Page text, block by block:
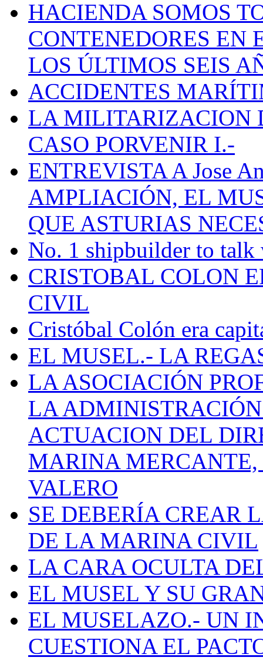
HACIENDA SOMOS
CONTENEDORES EN
LOS ÚLTIMOS SEIS
ACCIDENTES
LA MILITARIZACION
CASO PORVENIR I.-
ENTREVISTA A Jose
AMPLIACIÓN, EL
QUE ASTURIAS
No. 1 shipbuilder to talk
CRISTOBAL COLON
CIVIL
Cristóbal Colón era
EL MUSEL.- LA
LA ASOCIACIÓN
LA
ACTUACION DEL
MARINA
VALERO
SE DEBERÍA CREAR
DE LA MARINA CIVIL
LA CARA OCULTA
EL MUSEL Y SU
EL MUSELAZO.- UN
CUESTIONA EL